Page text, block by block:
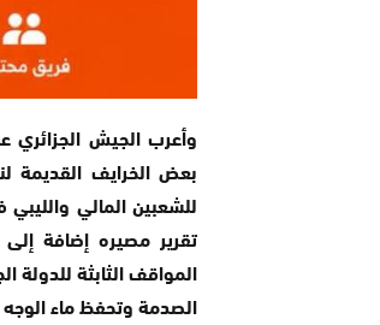
وأعرب الجيش الجزائري
بعض الخرايف القديمة
للشعبين المالي
تقرير مصيره إضافة
المواقف الثابثة للدولة
الصدمة وتحفظ ماء